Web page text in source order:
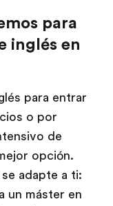
para
inglés en
para entrar
o por
de
opción.
adapte a ti:
un máster en